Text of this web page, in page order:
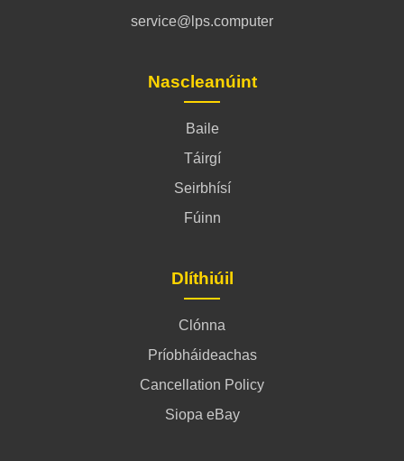
service@lps.computer
Nascleanúint
Baile
Táirgí
Seirbhísí
Fúinn
Dlíthiúil
Clónna
Príobháideachas
Cancellation Policy
Siopa eBay